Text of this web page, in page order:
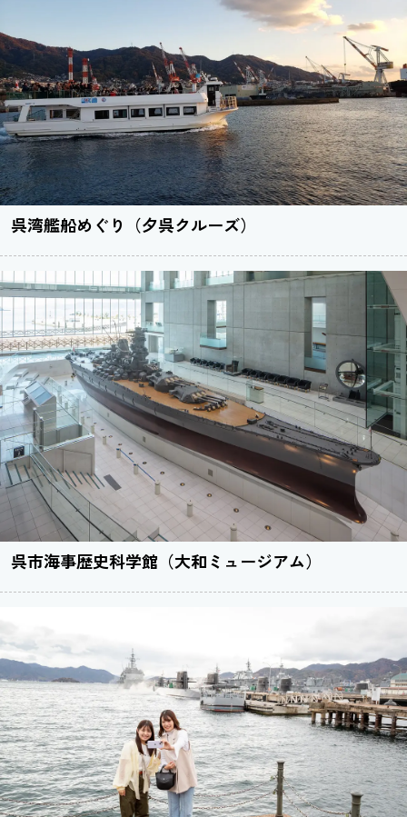
呉湾艦船めぐり（夕呉クルーズ）
呉市海事歴史科学館（大和ミュージアム）